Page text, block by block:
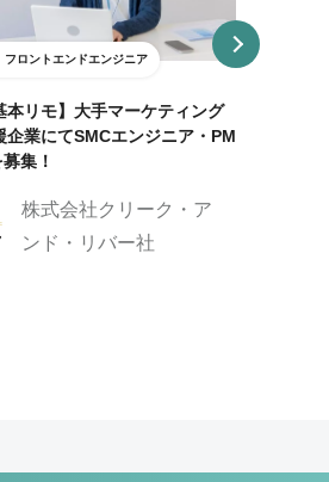
フロントエンドエンジニア
本リモ】大手マーケティング
企業にてSMCエンジニア・PM
集！
株式会社クリーク・ア
ンド・リバー社